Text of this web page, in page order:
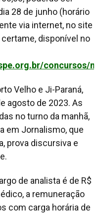
28 de junho (horário
via internet, no site
disponível no
concursos/
Velho e Ji-Paraná,
agosto de 2023. As
no turno da manhã,
em Jornalismo, que
prova discursiva e
de analista é de R$
a remuneração
com carga horária de